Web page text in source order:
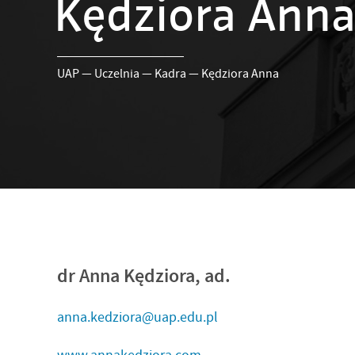
Kędziora Anna
UAP— Uczelnia — Kadra — Kędziora Anna
dr Anna Kędziora, ad.
anna.kedziora@uap.edu.pl